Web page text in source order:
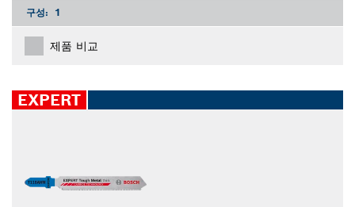
구성: 1
제품 비교
EXPERT